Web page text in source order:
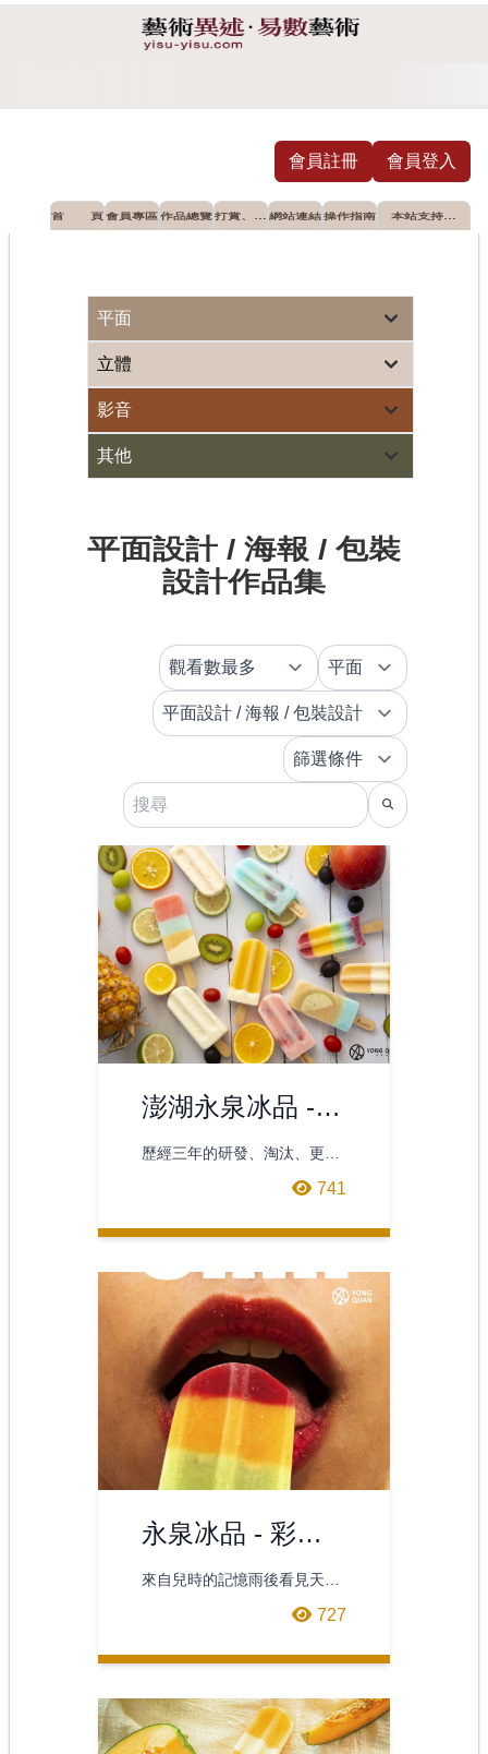
會員註冊 會員登入
首 頁 會員專區 作品總覽 打賞、摸 網站連結 操作指南 本站支持推
平面
立體
影音
其他
平面設計 / 海報 / 包裝
設計作品集
澎湖永泉冰品 -
綜合水果冰棒海
歷經三年的研發、淘汰、更
新，才有此多樣的水果冰棒呈
現，往後仍會不斷的研發，希
望大家會喜歡
741
永泉冰品 - 彩虹
冰棒海報
來自兒時的記憶雨後看見天邊
彩虹的喜悅運用各種水果的天
然顏色製作成如彩虹般絢麗冰
棒盼吃到的人也能有愉悅
727